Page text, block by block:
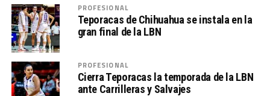
PROFESIONAL
Teporacas de Chihuahua se instala en la
gran final de la LBN
PROFESIONAL
Cierra Teporacas la temporada de la LBN
ante Carrilleras y Salvajes